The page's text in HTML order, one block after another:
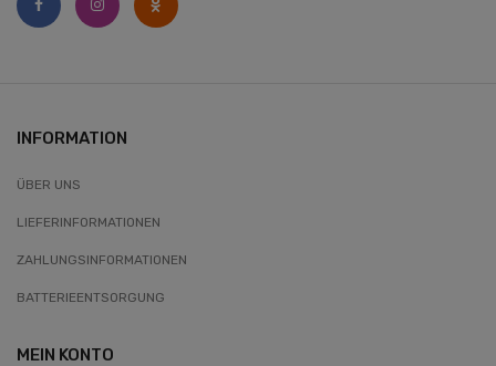
INFORMATION
ÜBER UNS
LIEFERINFORMATIONEN
ZAHLUNGSINFORMATIONEN
BATTERIEENTSORGUNG
MEIN KONTO